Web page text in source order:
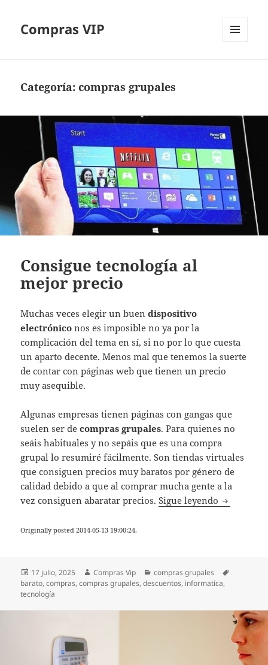
Compras VIP
Categoría:compras grupales
Consigue tecnología al
mejor precio
Muchas veces elegir un buendispositivo
electrónico nos es imposible no ya por la
complicación del tema en sí, si no por lo que cuesta
un aparto decente. Menos mal que tenemos la suerte
de contar con páginas web que tienen un precio
muy asequible.
Algunas empresas tienen páginas con gangas que
suelen ser decompras grupales. Para quienes no
seáis habituales y no sepáis que es una compra
grupal lo resumiré fácilmente. Son tiendas virtuales
que consiguen precios muy baratos por género de
calidad debido a que al comprar mucha gente a la
vez consiguen abaratar precios.Sigue leyendo Consigue
Originally posted 2014-05-13 19:00:24.
Publicado
el
17 julio, 2025 Autor
Compras Vip Categorías
compras grupales
barato,compras,compras grupales,descuentos, informatica,
tecnología